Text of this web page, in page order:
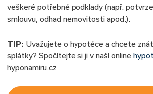
veškeré potřebné podklady (např.
smlouvu, odhad nemovitosti apod.).
TIP: Uvažujete o hypotéce a chcete
splátky? Spočítejte si ji v naší online
hyponamiru.cz